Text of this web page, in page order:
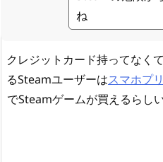
ね
クレジットカード持ってなく
るSteamユーザーはスマホプ
でSteamゲームが買えるらしい